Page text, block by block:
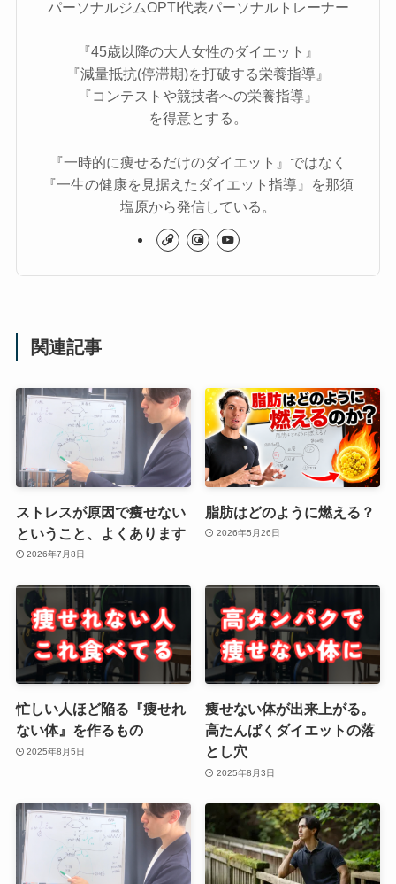
パーソナルジムOPTI代表パーソナルトレーナー
『45歳以降の大人女性のダイエット』
『減量抵抗(停滞期)を打破する栄養指導』
『コンテストや競技者への栄養指導』
を得意とする。
『一時的に痩せるだけのダイエット』ではなく
『一生の健康を見据えたダイエット指導』を那須
塩原から発信している。
関連記事
ストレスが原因で痩せない
ということ、よくあります
2026年7月8日
脂肪はどのように燃える？
2026年5月26日
忙しい人ほど陥る『痩せれ
ない体』を作るもの
2025年8月5日
痩せない体が出来上がる。
高たんぱくダイエットの落
とし穴
2025年8月3日